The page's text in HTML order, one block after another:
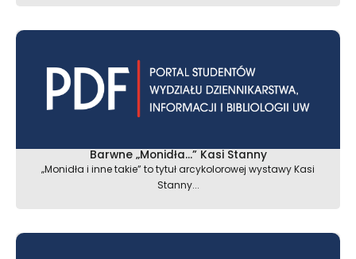
Barwne „Monidła…” Kasi Stanny
„Monidła i inne takie” to tytuł arcykolorowej wystawy Kasi
Stanny...